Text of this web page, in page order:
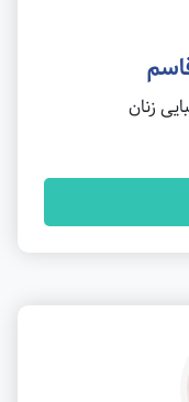
زنان